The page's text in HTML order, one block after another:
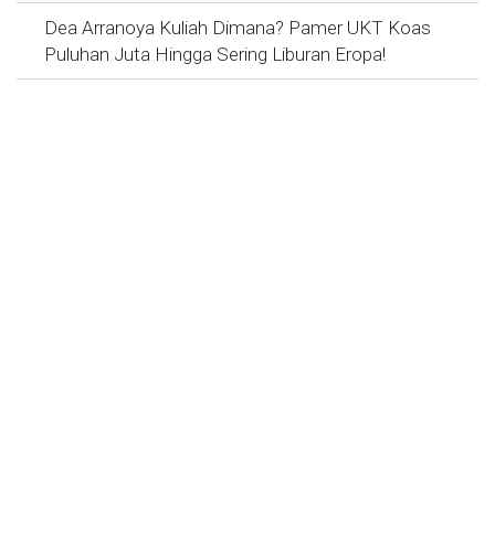
Dea Arranoya Kuliah Dimana? Pamer UKT Koas
Puluhan Juta Hingga Sering Liburan Eropa!